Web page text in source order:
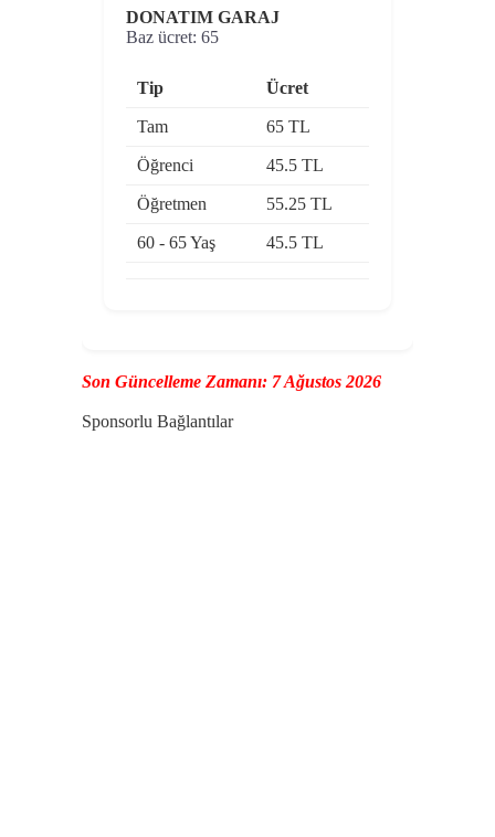
DONATIM GARAJ
Baz ücret: 65
Tip Ücret
Tam 65 TL
Öğrenci 45.5 TL
Öğretmen 55.25 TL
60 - 65 Yaş 45.5 TL
Son Güncelleme Zamanı: 7 Ağustos 2026
Sponsorlu Bağlantılar